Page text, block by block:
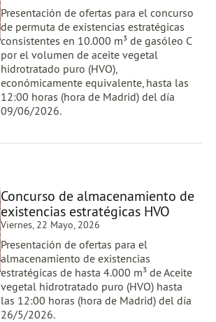
Presentación de ofertas para el concurso
de permuta de existencias estratégicas
consistentes en 10.000 m³ de gasóleo C
por el volumen de aceite vegetal
hidrotratado puro (HVO),
económicamente equivalente, hasta las
12:00 horas (hora de Madrid) del día
09/06/2026.
Concurso de almacenamiento de
existencias estratégicas HVO
Viernes, 22 Mayo, 2026
Presentación de ofertas para el
almacenamiento de existencias
estratégicas de hasta 4.000 m³ de Aceite
vegetal hidrotratado puro (HVO) hasta
las 12:00 horas (hora de Madrid) del día
26/5/2026.